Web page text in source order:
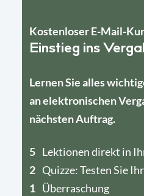
Kostenloser E-Mail-
Einstieg ins
Lernen Sie alles
an elektronischen
nächsten Auftrag.
5 Lektionen direkt in
2 Quizze: Testen Sie
1 Überraschung
4
1